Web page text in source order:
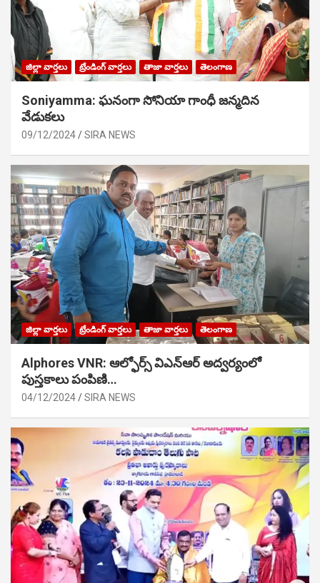
జిల్లా వార్తలు ట్రేండింగ్ వార్తలు తాజా వార్తలు తెలంగాణ
Soniyamma: ఘ‌నంగా సోనియా గాంధీ జ‌న్మ‌దిన
వేడుక‌లు
09/12/2024 SIRA NEWS
జిల్లా వార్తలు ట్రేండింగ్ వార్తలు తాజా వార్తలు తెలంగాణ
Alphores VNR: ఆల్ఫోర్స్ విఎన్ఆర్ అద్వర్యంలో
పుస్తకాలు పంపిణి…
04/12/2024 SIRA NEWS